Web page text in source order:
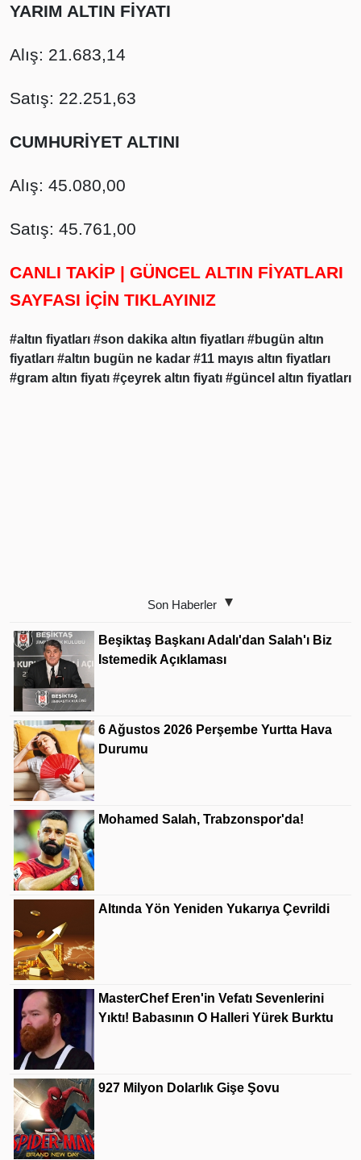
YARIM ALTIN FİYATI
Alış: 21.683,14
Satış: 22.251,63
CUMHURİYET ALTINI
Alış: 45.080,00
Satış: 45.761,00
CANLI TAKİP | GÜNCEL ALTIN FİYATLARI
SAYFASI İÇİN TIKLAYINIZ
#altın fiyatları #son dakika altın fiyatları #bugün altın
fiyatları #altın bugün ne kadar #11 mayıs altın fiyatları
#gram altın fiyatı #çeyrek altın fiyatı #güncel altın fiyatları
Son Haberler
Beşiktaş Başkanı Adalı'dan Salah'ı Biz
Istemedik Açıklaması
6 Ağustos 2026 Perşembe Yurtta Hava
Durumu
Mohamed Salah, Trabzonspor'da!
Altında Yön Yeniden Yukarıya Çevrildi
MasterChef Eren'in Vefatı Sevenlerini
Yıktı! Babasının O Halleri Yürek Burktu
927 Milyon Dolarlık Gişe Şovu